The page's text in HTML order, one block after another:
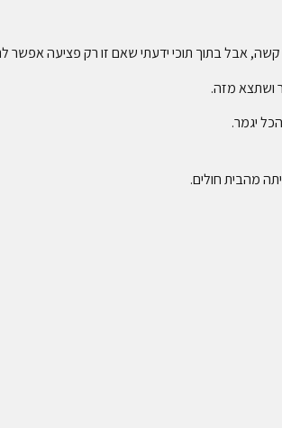
אבל בתוך תוכי ידעתי שאם זו רק פציעה
ושתצא מזה.
יגמר.
מהבית חולים.